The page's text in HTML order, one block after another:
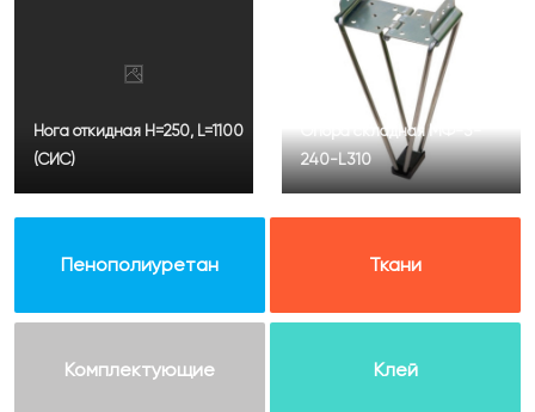
Нога откидная Н=250, L=1100
(СИС)
Опора складная МФ-3-
240-L310
Пенополиуретан Ткани
Комплектующие Клей